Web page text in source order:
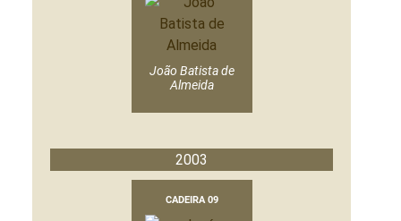
João Batista de
Almeida
2003
CADEIRA 09